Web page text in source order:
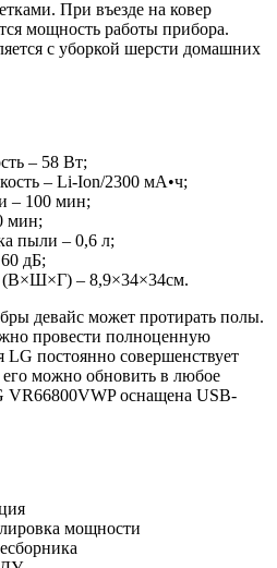
При въезде на ковер
мощность работы прибора.
с уборкой шерсти домашних
– 58 Вт;
– Li-Ion/2300 мА•ч;
– 100 мин;
мин;
пыли – 0,6 л;
дБ;
(В×Ш×Г) – 8,9×34×34см.
девайс может протирать полы.
провести полноценную
постоянно совершенствует
можно обновить в любое
VR66800VWP оснащена USB-
мощности